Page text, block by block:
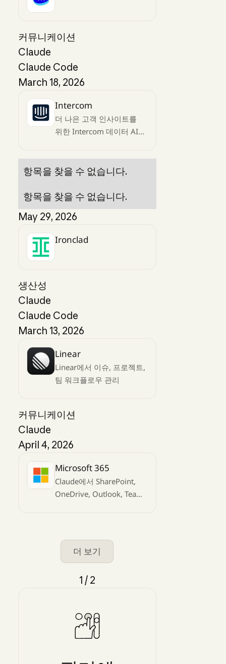
커뮤니케이션
Claude
Claude Code
March 18, 2026
Intercom
더 나은 고객 인사이트를
위한 Intercom 데이터 AI
항목을 찾을 수 없습니다.
항목을 찾을 수 없습니다.
May 29, 2026
Ironclad
생산성
Claude
Claude Code
March 13, 2026
Linear
Linear에서 이슈, 프로젝트,
팀 워크플로우 관리
커뮤니케이션
Claude
April 4, 2026
Microsoft 365
Claude에서 SharePoint,
OneDrive, Outlook, Teams
더 보기
1 / 2